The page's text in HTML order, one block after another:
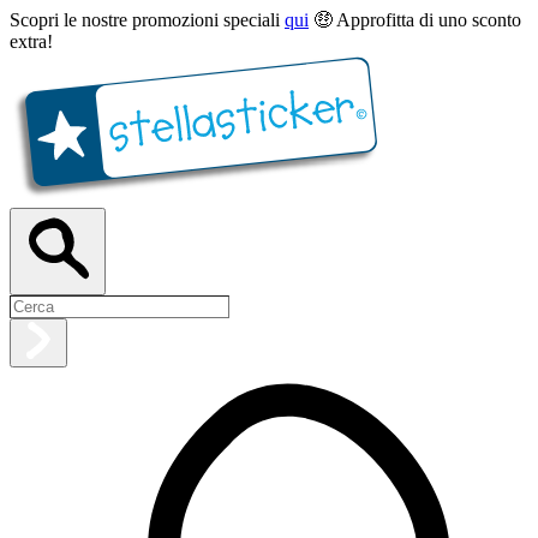
Scopri le nostre promozioni speciali qui 🤑 Approfitta di uno sconto
extra!